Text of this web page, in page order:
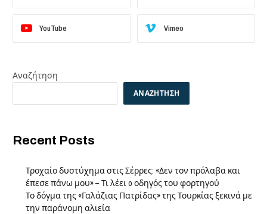
YouTube Vimeo
Αναζήτηση
ΑΝΑΖΉΤΗΣΗ
Recent Posts
Τροχαίο δυστύχημα στις Σέρρες: «Δεν τον πρόλαβα και
έπεσε πάνω μου» – Τι λέει o οδηγός του φορτηγού
Το δόγμα της «Γαλάζιας Πατρίδας» της Τουρκίας ξεκινά με
την παράνομη αλιεία